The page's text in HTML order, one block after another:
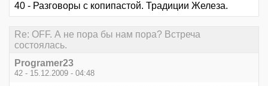
40 - Разговоры с копипастой. Традиции Железа.
Re: OFF. А не пора бы нам пора? Встреча
состоялась.
Programer23
42 - 15.12.2009 - 04:48